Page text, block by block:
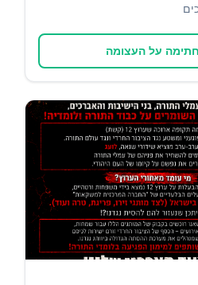
חתימה על העצומה